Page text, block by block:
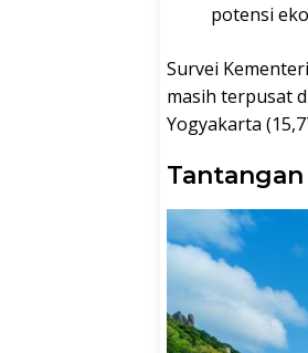
potensi
Survei
masih terpusat
Yogyakarta